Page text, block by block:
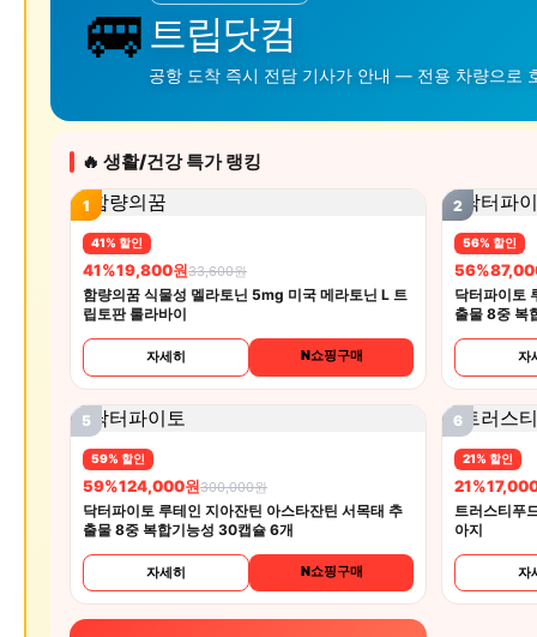
🚐 트립닷컴
공항 도착 즉시 전담 기사가 안내 — 전용 차량으로
🔥 생활/건강 특가 랭킹
1
41% 할인
41%19,800원33,600원
함량의꿈 식물성 멜라토닌 5mg 미국 메라토닌 L 트
립토판 룰라바이
자세히 N쇼핑구매
2
56% 할인
56%
닥터파이토
출물 8중 복
자
5
59% 할인
59%124,000원300,000원
닥터파이토 루테인 지아잔틴 아스타잔틴 서목태 추
출물 8중 복합기능성 30캡슐 6개
자세히 N쇼핑구매
6
21% 할인
21%
트러스티푸
아지
자